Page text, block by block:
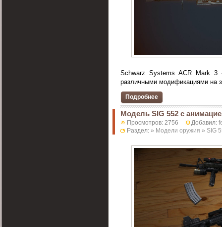
Schwarz Systems ACR Mark
различными модификациями на
Подробнее
Модель SIG 552 c
Просмотров: 2756 Добавил:
Раздел: » Модели оружия » SIG